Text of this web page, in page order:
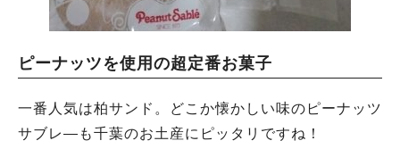
ピーナッツを使用の超定番お菓子
一番人気は柏サンド。どこか懐かしい味のピーナッツ
サブレ―も千葉のお土産にピッタリですね！